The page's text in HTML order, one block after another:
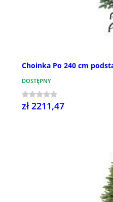
Choinka Po 240 cm
DOSTĘPNY
zł 2211,47